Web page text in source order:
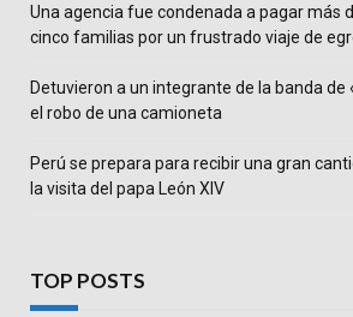
Una agencia fue condenada a pagar más
cinco familias por un frustrado viaje de
Detuvieron a un integrante de la banda de
el robo de una camioneta
Perú se prepara para recibir una gran
la visita del papa León XIV
TOP POSTS